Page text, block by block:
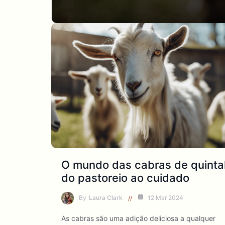
O mundo das cabras de
do pastoreio ao cuidado
By Laura Clark 12 Mar 2024
As cabras são uma adição deliciosa a qualquer